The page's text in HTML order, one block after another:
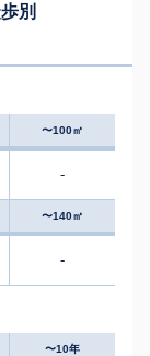
別
〜100㎡
-
〜140㎡
-
〜10年